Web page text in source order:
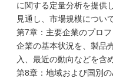
に関する定量分析を提供
見通し、市場規模につい
第7章：主要企業のプロ
企業の基本状況を、製品
入、最近の動向などを含
第8章：地域および国別